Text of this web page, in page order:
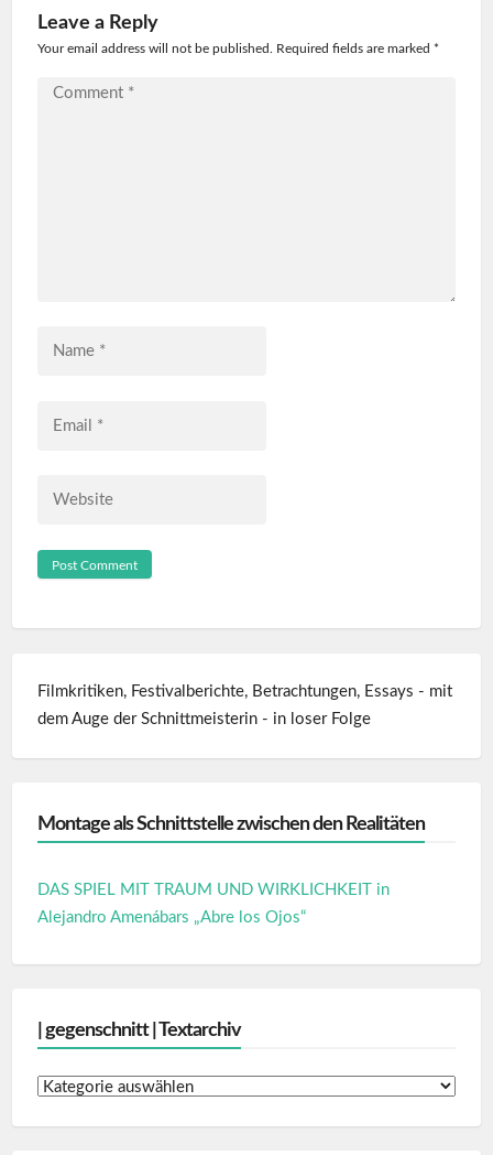
Leave a Reply
Your email address will not be published. Required fields are marked *
Comment
Filmkritiken, Festivalberichte, Betrachtungen, Essays - mit
dem Auge der Schnittmeisterin - in loser Folge
Montage als Schnittstelle zwischen den Realitäten
DAS SPIEL MIT TRAUM UND WIRKLICHKEIT in
Alejandro Amenábars „Abre los Ojos“
| gegenschnitt | Textarchiv